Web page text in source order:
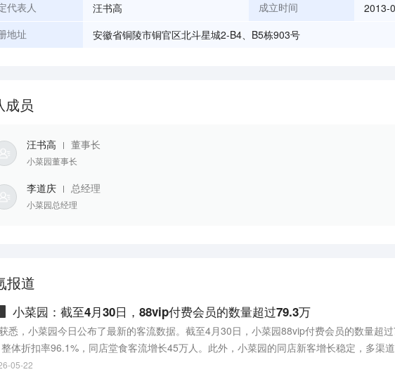
代表人 汪书高 成立时间 2013-
地址 安徽省铜陵市铜官区北斗星城2-B4、B5栋903号
成员
汪书高 董事长
小菜园董事长
李道庆 总经理
小菜园总经理
报道
小菜园：截至4月30日，88vip付费会员的数量超过79.3万
悉，小菜园今日公布了最新的客流数据。截至4月30日，小菜园88vip付费会员的数量超
体折扣率96.1%，同店堂食客流增长45万人。此外，小菜园的同店新客增长稳定，多渠
消费频次2.32次。
05-22